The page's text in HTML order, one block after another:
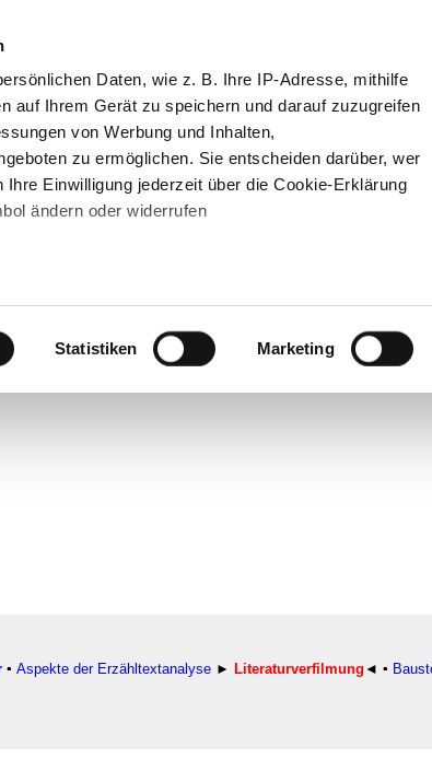
Daten, wie z. B. Ihre IP-Adresse, mithilfe
auf Ihrem Gerät zu speichern und darauf zuzugreifen
von Werbung und Inhalten,
zu ermöglichen. Sie entscheiden darüber, wer
Einwilligung jederzeit über die Cookie-Erklärung
ändern oder widerrufen
Merkmalen (Fingerprinting) identifizieren
Daten verarbeitet werden, und legen Sie Ihre
Statistiken Marketing
- Psychologie-Medien -
braucht Werbung
▪ Aspekte der Erzähltextanalyse ► Literaturverfilmung ◄ ▪